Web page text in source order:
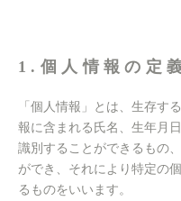
1.個人情報の定
「個人情報」とは、生存す
報に含まれる氏名、生年月
識別することができるもの
ができ、それにより特定の
るものをいいます。